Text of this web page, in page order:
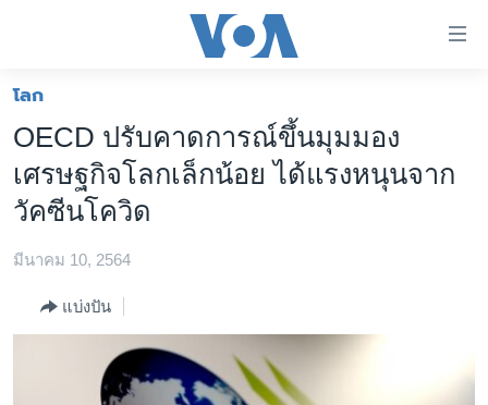
ต่อ
ข้าม
ไป
เนื้อหา
หลัก
ไป
ข้าม
โลก
เอเชีย
ไทย
ธุรกิจ
วิทยาศาสตร์
สังคมและสุขภาพ
โลก
OECD ปรับคาดการณ์ขึ้นมุมมอง
เศรษฐกิจโลกเล็กน้อย ได้แรงหนุนจาก
วัคซีนโควิด
มีนาคม 10, 2564
แบ่งปัน